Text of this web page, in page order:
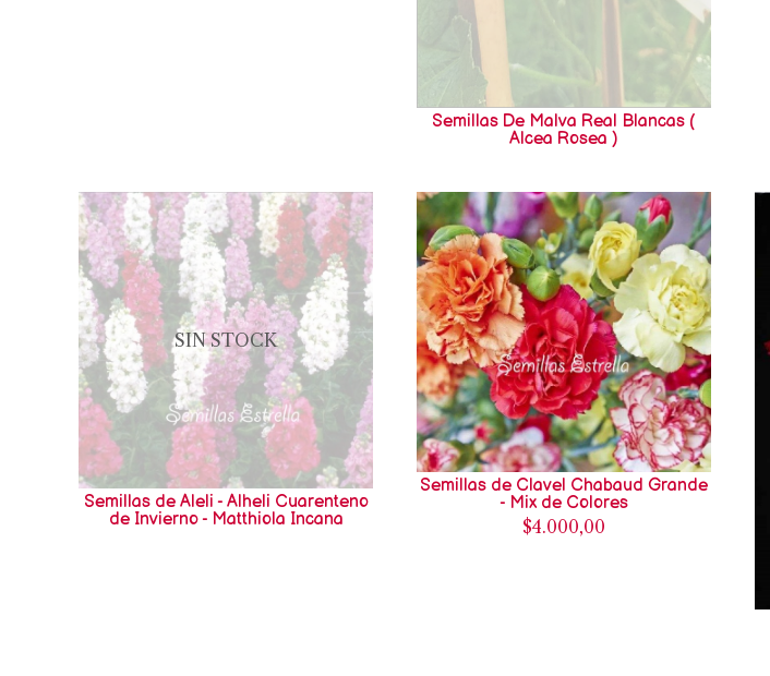
Semillas De Malva Real Blancas (
Alcea Rosea )
SIN STOCK
Semillas de Aleli - Alheli Cuarenteno
de Invierno - Matthiola Incana
Semillas de Clavel Chabaud Grande
- Mix de Colores
$4.000,00